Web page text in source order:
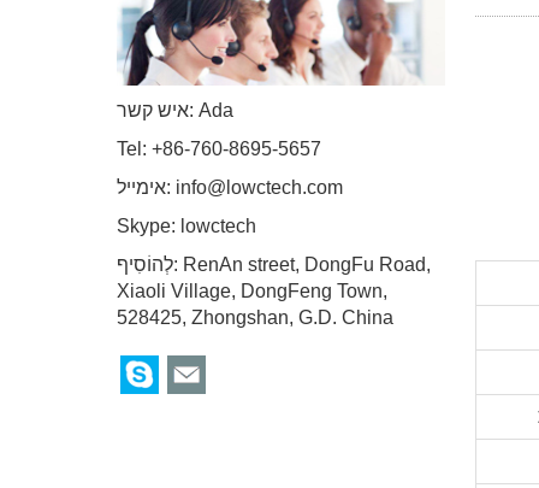
איש קשר: Ada
Tel: +86-760-8695-5657
אימייל: info@lowctech.com
Skype: lowctech
לְהוֹסִיף: RenAn street, DongFu Road,
Xiaoli Village, DongFeng Town,
528425, Zhongshan, G.D. China